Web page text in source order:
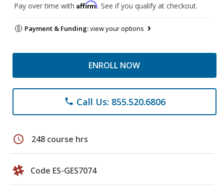
Pay over time with Affirm. See if you qualify at checkout.
Payment & Funding:view your options
ENROLL NOW
phone Call Us: 855.520.6806
schedule 248 course hrs
Code ES-GES7074